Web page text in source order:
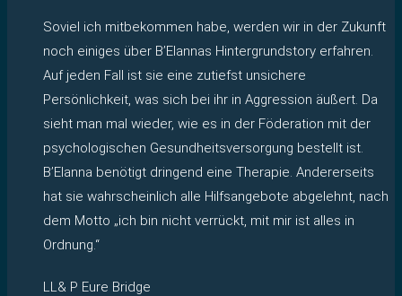
Soviel ich mitbekommen habe, werden wir in der Zukunft
noch einiges über B’Elannas Hintergrundstory erfahren.
Auf jeden Fall ist sie eine zutiefst unsichere
Persönlichkeit, was sich bei ihr in Aggression äußert. Da
sieht man mal wieder, wie es in der Föderation mit der
psychologischen Gesundheitsversorgung bestellt ist.
B’Elanna benötigt dringend eine Therapie. Andererseits
hat sie wahrscheinlich alle Hilfsangebote abgelehnt, nach
dem Motto „ich bin nicht verrückt, mit mir ist alles in
Ordnung.“
LL& P Eure Bridge